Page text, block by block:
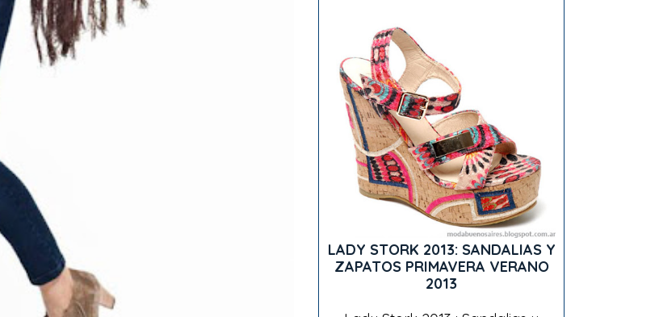
LADY STORK 2013: SANDALIAS Y
ZAPATOS PRIMAVERA VERANO
2013